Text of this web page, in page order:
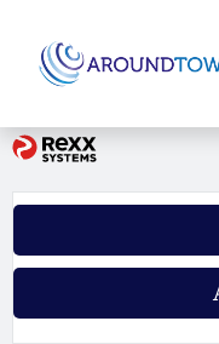
German
Job offers
Why Aroundtown